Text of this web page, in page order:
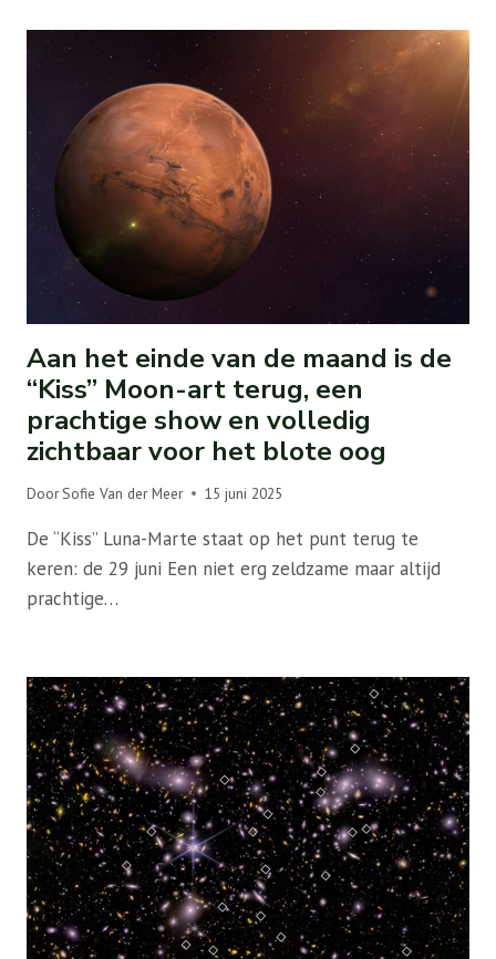
Aan het einde van de maand is de
“Kiss” Moon-art terug, een
prachtige show en volledig
zichtbaar voor het blote oog
DoorSofie Van der Meer 15 juni 2025
De “Kiss” Luna-Marte staat op het punt terug te
keren: de 29 juni Een niet erg zeldzame maar altijd
prachtige…